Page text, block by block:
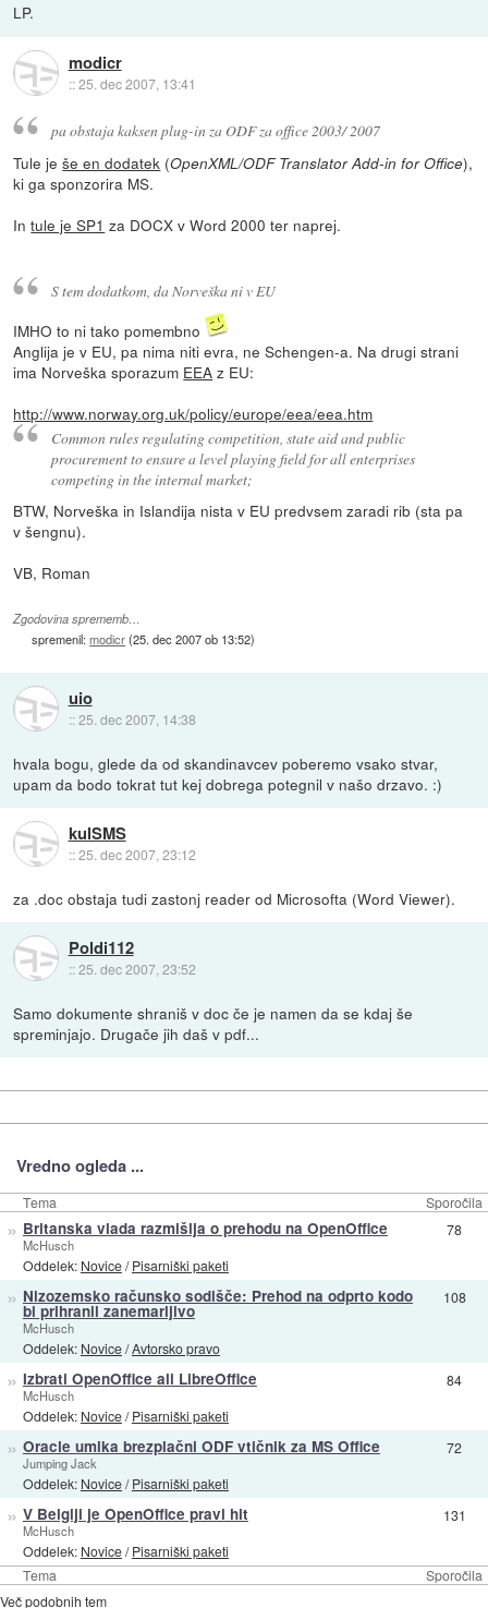
LP.
modicr
::25. dec 2007, 13:41
pa obstaja kaksen plug-in za ODF za office 2003/ 2007
Tule ješe en dodatek (OpenXML/ODF Translator Add-in for Office),
ki ga sponzorira MS.
Intule je SP1 za DOCX v Word 2000 ter naprej.
S tem dodatkom, da Norveška ni v EU
IMHO to ni tako pomembno
Anglija je v EU, pa nima niti evra, ne Schengen-a. Na drugi strani
ima Norveška sporazum EEA z EU:
http://www.norway.org.uk/policy/europe/eea/eea.htm
Common rules regulating competition, state aid and public
procurement to ensure a level playing field for all enterprises
competing in the internal market;
BTW, Norveška in Islandija nista v EU predvsem zaradi rib (sta pa
v šengnu).
VB, Roman
Zgodovina sprememb…
spremenil:modicr(25. dec 2007 ob 13:52)
uio
::25. dec 2007, 14:38
hvala bogu, glede da od skandinavcev poberemo vsako stvar,
upam da bodo tokrat tut kej dobrega potegnil v našo drzavo. :)
kulSMS
::25. dec 2007, 23:12
za .doc obstaja tudi zastonj reader od Microsofta (Word Viewer).
Poldi112
::25. dec 2007, 23:52
Samo dokumente shraniš v doc če je namen da se kdaj še
spreminjajo. Drugače jih daš v pdf...
Vredno ogleda ...
Tema Sporočila
Tema Sporočila
» Britanska vlada razmišlja o prehodu na OpenOffice
McHusch
Oddelek: Novice/Pisarniški paketi
78
» Nizozemsko računsko sodišče: Prehod na odprto kodo
bi prihranil zanemarljivo
McHusch
Oddelek: Novice/Avtorsko pravo
108
» Izbrati OpenOffice ali LibreOffice
McHusch
Oddelek: Novice/Pisarniški paketi
84
» Oracle umika brezplačni ODF vtičnik za MS Office
Jumping Jack
Oddelek: Novice/Pisarniški paketi
72
» V Belgiji je OpenOffice pravi hit
McHusch
Oddelek: Novice/Pisarniški paketi
131
Več podobnih tem